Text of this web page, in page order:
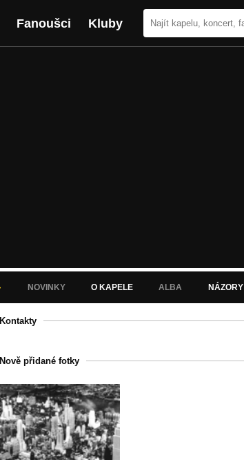
Fanoušci Kluby
NOVINKY O KAPELE ALBA NÁZORY
Kontakty
Nově přidané fotky